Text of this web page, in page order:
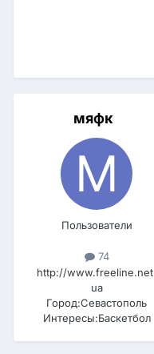
мяфк
Пользователи
74
http://
ua
Город:Севастополь
Интересы:Баскетбол